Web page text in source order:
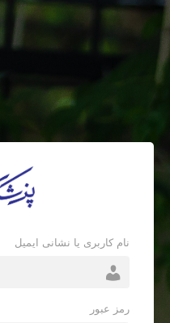
نام کاربری یا نشانی ایمیل
رمز عبور